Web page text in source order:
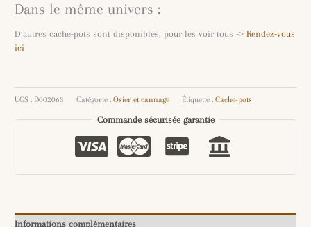
Dans le même univers :
D’autres cache-pots sont disponibles, pour les voir tous ->Rendez-vous
ici
UGS : D002063 Catégorie :Osier et cannage Étiquette :Cache-pots
Commande sécurisée garantie
Informations complémentaires